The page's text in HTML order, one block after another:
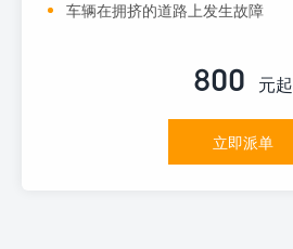
车辆在拥挤的道路上发生故障
800 元起
立即派单